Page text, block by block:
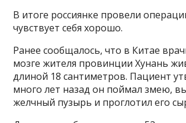
В итоге россиянке провели
чувствует себя хорошо.
Ранее сообщалось, что в Китае
мозге жителя провинции Хунань
длиной 18 сантиметров. Пациент
много лет назад он поймал змею,
желчный пузырь и проглотил его